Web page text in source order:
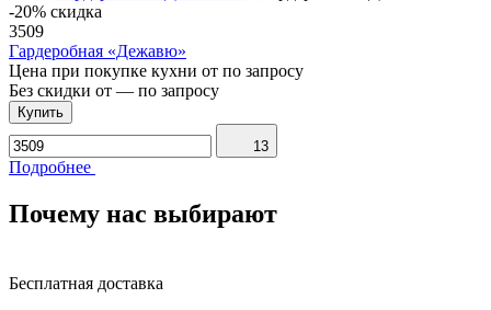
-20% скидка
3509
Гардеробная «Дежавю»
Цена при покупке кухни от по запросу
Без скидки от — по запросу
Купить
13
Подробнее
Почему нас выбирают
Бесплатная доставка